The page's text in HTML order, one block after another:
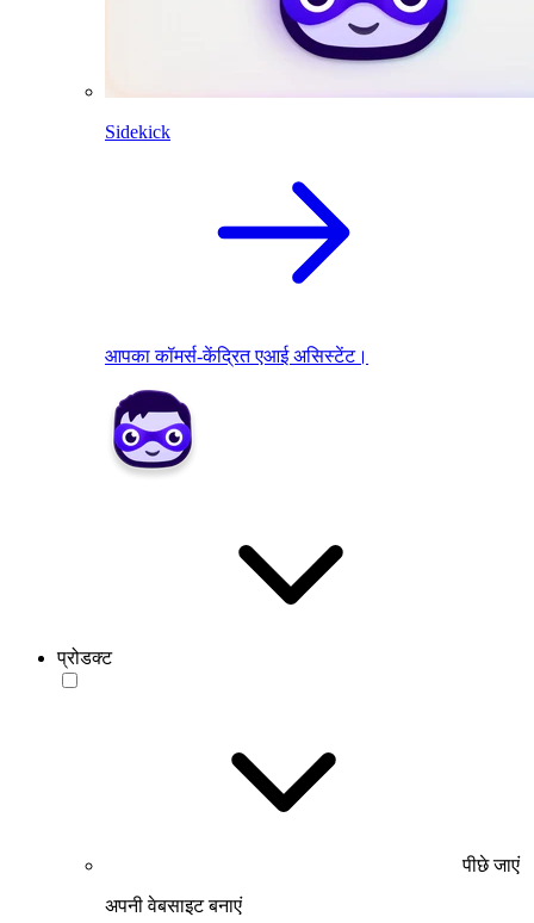
Sidekick
आपका कॉमर्स-केंद्रित एआई असिस्टेंट।
प्रोडक्ट
पीछे जाएं
अपनी वेबसाइट बनाएं